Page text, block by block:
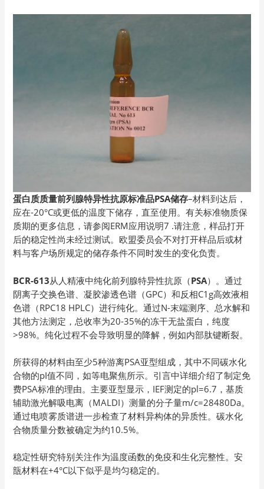
蛋白质质量前列腺特异性抗原标准品PSA储存–材料到达后，
应在-20°C或更低的温度下储存，直至使用。有关标准物质保
质期的更多信息，请参阅ERM应用说明7 .请注意，样品打开
后的稳定性尚未经过测试。欧盟委员会不对打开样品后或材
料与客户场所规定的储存条件不同时发生的变化负责。
BCR-613从人精液中纯化前列腺特异性抗原（PSA）。通过
阴离子交换色谱、凝胶渗透色谱（GPC）和反相C1g高效液相
色谱（RPC18 HPLC）进行纯化。通过N-末端测序、总水解和
其他方法测定，总收率为20-35%的冻干无盐蛋白，纯度
>98%。纯化过程不会导致明显的降解，例如内部肽键断裂。
所获得的材料由至少5种游离PSA亚型组成，其中不同碳水化
合物的pI值不同，如等电聚焦所示。引言中详细介绍了制定免
费PSA标准的理由。主要亚型显示，IEF测定的pl=6.7，基质
辅助激光解吸电离（MALDI）测量的分子量m/c=28480Da。
通过电喷雾质谱进一步检查了材料异构体的异质性。碳水化
合物质量分数被确定为约10.5%。
稳定性研究特别关注作为温度函数的免疫和生化完整性。安
瓿材料在+4°C以下似乎是均匀稳定的。